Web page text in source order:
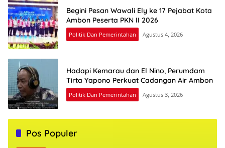
Begini Pesan Wawali Ely ke 17 Pejabat Kota
Ambon Peserta PKN II 2026
Politik Dan Pemerintahan Agustus 4, 2026
Hadapi Kemarau dan El Nino, Perumdam
Tirta Yapono Perkuat Cadangan Air Ambon
Politik Dan Pemerintahan Agustus 3, 2026
Pos Populer